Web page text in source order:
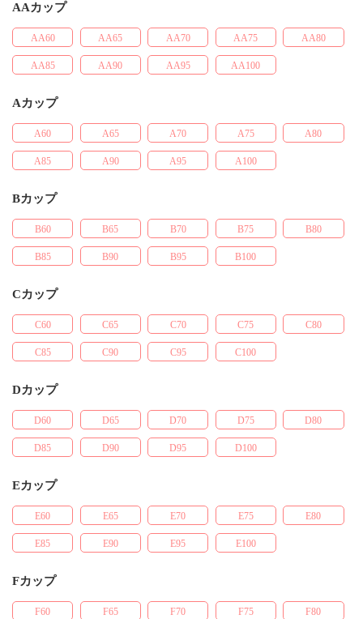
AAカップ
AA60 AA65 AA70 AA75 AA80
AA85 AA90 AA95 AA100
Aカップ
A60 A65 A70 A75 A80
A85 A90 A95 A100
Bカップ
B60 B65 B70 B75 B80
B85 B90 B95 B100
Cカップ
C60 C65 C70 C75 C80
C85 C90 C95 C100
Dカップ
D60 D65 D70 D75 D80
D85 D90 D95 D100
Eカップ
E60 E65 E70 E75 E80
E85 E90 E95 E100
Fカップ
F60 F65 F70 F75 F80